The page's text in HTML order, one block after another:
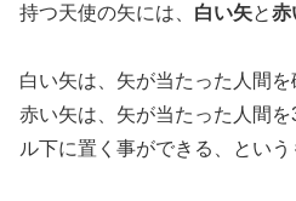
持つ天使の矢には、 白い矢と赤
白い矢は、矢が当たった人間を
赤い矢は、矢が当たった人間
ル下に置く事ができる、という